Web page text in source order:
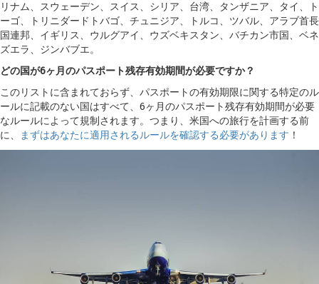
リナム、スウェーデン、スイス、シリア、台湾、タンザニア、タイ、ト
ーゴ、トリニダードトバゴ、チュニジア、トルコ、ツバル、アラブ首長
国連邦、イギリス、ウルグアイ、ウズベキスタン、バチカン市国、ベネ
ズエラ、ジンバブエ。
どの国が6ヶ月のパスポート残存有効期間が必要ですか？
このリストに含まれておらず、パスポートの有効期限に関する特定のル
ールに記載のない国はすべて、6ヶ月のパスポート残存有効期間が必要
なルールによって規制されます。つまり、米国への旅行を計画する前
に、
まずはあなたに適用されるルールを確認する必要があります ！